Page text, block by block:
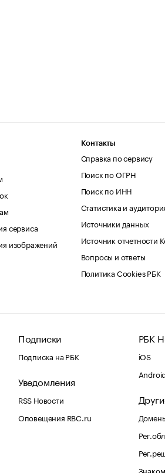
сервиса
изображений
Контакты
Справка по сервису
Поиск по ОГРН
Поиск по ИНН
Статистика и
Источники данных
Источник отчетности
Вопросы и ответы
Политика Cookies РБК
Подписки
Подписка на РБК
Уведомления
RSS Новости
Оповещения RBC.ru
РБК
iOS